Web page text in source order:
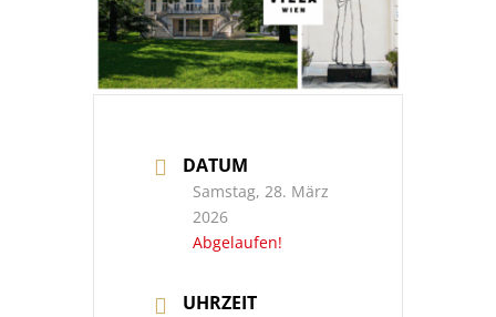
DATUM
Samstag, 28. März
2026
Abgelaufen!
UHRZEIT